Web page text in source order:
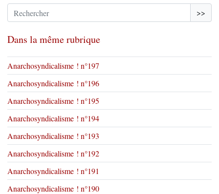
>>
Dans la même rubrique
Anarchosyndicalisme ! n°197
Anarchosyndicalisme ! n°196
Anarchosyndicalisme ! n°195
Anarchosyndicalisme ! n°194
Anarchosyndicalisme ! n°193
Anarchosyndicalisme ! n°192
Anarchosyndicalisme ! n°191
Anarchosyndicalisme ! n°190